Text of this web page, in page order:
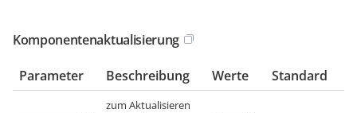
Komponentenaktualisierung
Parameter Beschreibung Werte Standard
zum Aktualisieren